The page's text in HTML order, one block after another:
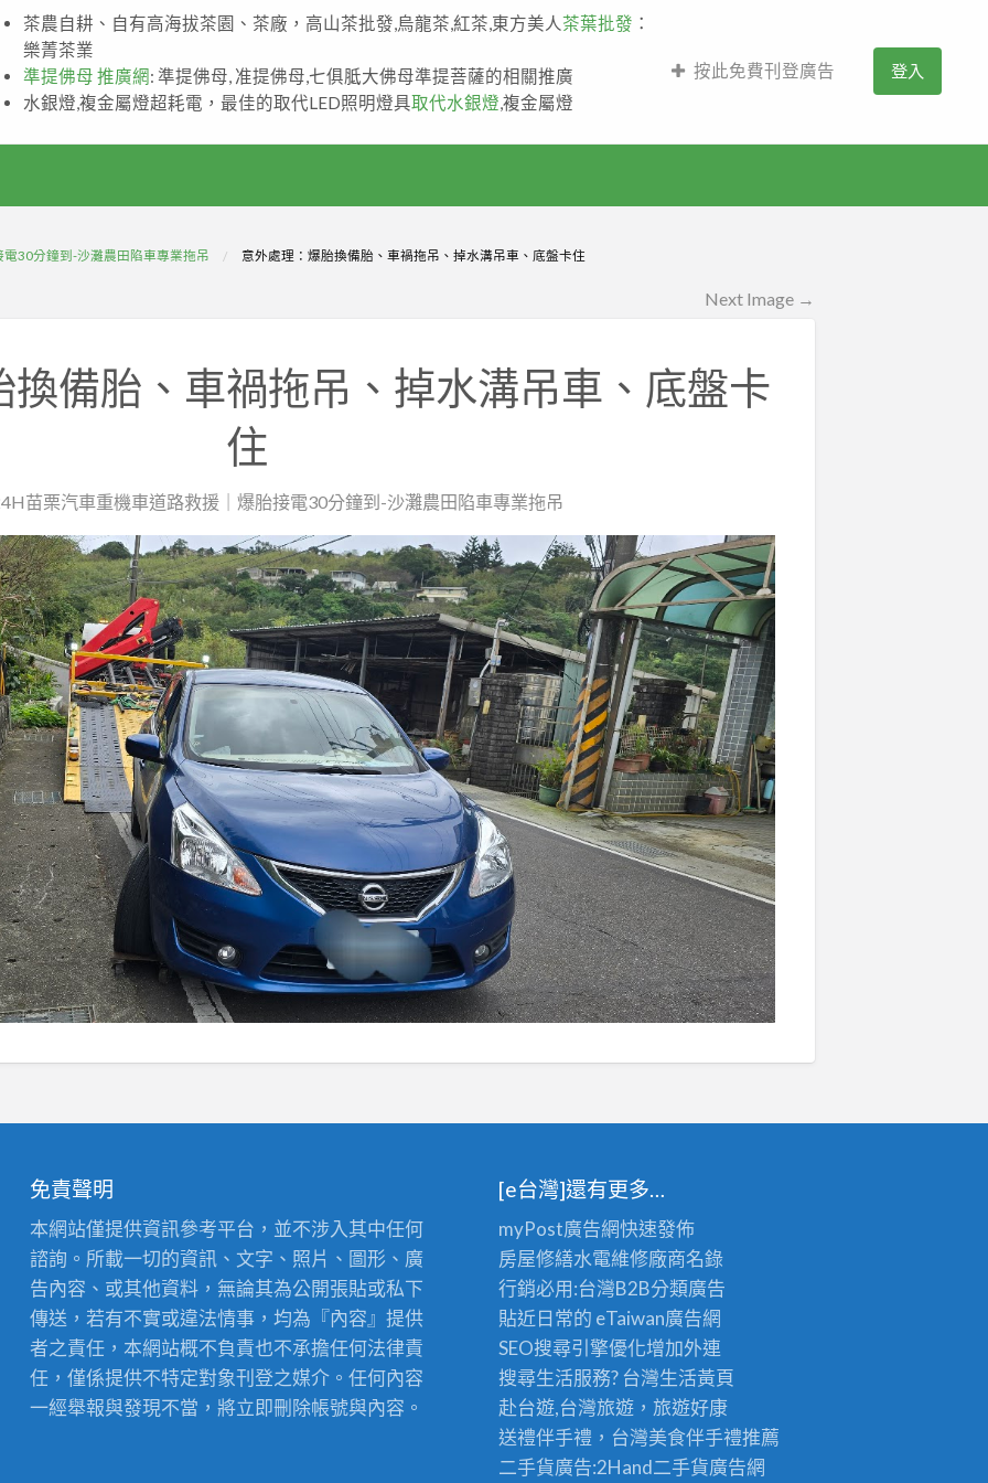
茶農自耕、自有高海拔茶園、茶廠，高山茶批發,烏龍茶,紅茶,東方美人 茶葉批發 ：
樂菁茶業
準提佛母 推廣網: 準提佛母, 准提佛母,七俱胝大佛母準提菩薩的相關推廣
水銀燈,複金屬燈超耗電，最佳的取代LED照明燈具取代水銀燈 ,複金屬燈
按此免費刊登廣告 登入
30分鐘到-沙灘農田陷車專業拖吊 意外處理：爆胎換備胎、車禍拖吊、掉水溝吊車、底盤卡住
Next Image →
備胎、車禍拖吊、掉水溝吊車、底盤卡
住
苗栗汽車重機車道路救援｜爆胎接電30分鐘到-沙灘農田陷車專業拖吊
免責聲明
本網站僅提供資訊參考平台，並不涉入其中任何
諮詢。所載一切的資訊、文字、照片、圖形、廣
告內容、或其他資料，無論其為公開張貼或私下
傳送，若有不實或違法情事，均為『內容』提供
者之責任，本網站概不負責也不承擔任何法律責
任，僅係提供不特定對象刊登之媒介。任何內容
一經舉報與發現不當，將立即刪除帳號與內容。
[e台灣]還有更多…
myPost廣告網快速發佈
房屋修繕水電維修廠商名錄
行銷必用:台灣B2B分類廣告
貼近日常的 eTaiwan廣告網
SEO搜尋引擎優化增加外連
搜尋生活服務? 台灣生活黃頁
赴台遊,台灣旅遊 ，旅遊好康
送禮伴手禮，台灣美食伴手禮推薦
二手貨廣告:2Hand二手貨廣告網